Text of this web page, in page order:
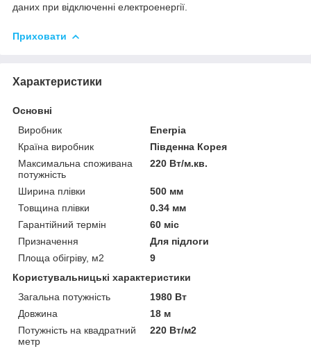
даних при відключенні електроенергії.
Приховати
Характеристики
Основні
Виробник
Enerpia
Країна виробник
Південна Корея
Максимальна споживана
потужність
220 Вт/м.кв.
Ширина плівки
500 мм
Товщина плівки
0.34 мм
Гарантійний термін
60 міс
Призначення
Для підлоги
Площа обігріву, м2
9
Користувальницькі характеристики
Загальна потужність
1980 Вт
Довжина
18 м
Потужність на квадратний
метр
220 Вт/м2